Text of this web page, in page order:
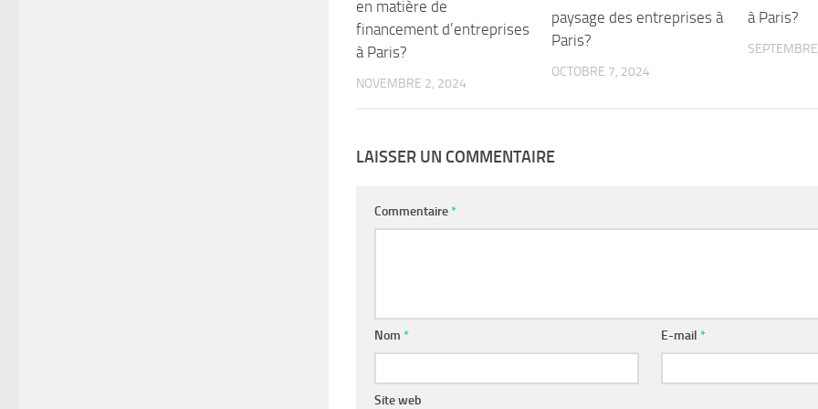
en matière de
financement d’entreprises
à Paris?
NOVEMBRE 2, 2024
paysage des entreprises à
Paris?
OCTOBRE 7, 2024
à Paris?
LAISSER UN COMMENTAIRE
Commentaire*
Nom * E-mail*
Site web